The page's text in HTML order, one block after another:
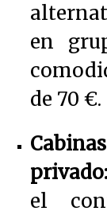
en
de 70 €.
privado:
el